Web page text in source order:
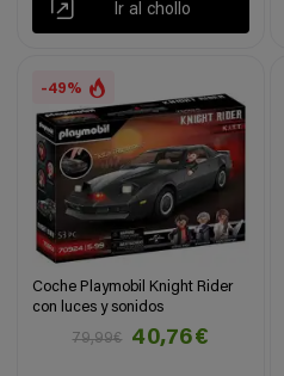
Ir al chollo
-49%
Coche Playmobil Knight Rider
con luces y sonidos
79,99€
40,76€